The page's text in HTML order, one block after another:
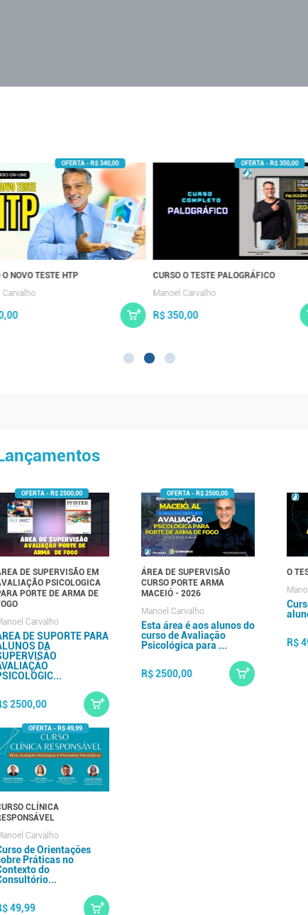
O NOVO TESTE HTP
Carvalho
CURSO O TESTE PALOGRÁFICO
Manoel Carvalho
R$ 350,00
DE SUPERVISÃO EM
PSICOLOGICA
PORTE DE ARMA DE
Carvalho
DE SUPORTE PARA
DA
2500,00
ÁREA DE SUPERVISÃO
CURSO PORTE ARMA
MACEIÓ - 2026
Manoel Carvalho
Esta área é aos alunos do
curso de Avaliação
Psicológica para ...
R$ 2500,00
O
R$
CLÍNICA
Carvalho
de Orientações
Práticas no
do
49,99